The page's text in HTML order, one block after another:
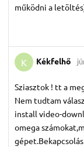
működni a
K Kékfelhő
Sziasztok ! tt a
Nem tudtam
install video-
omega